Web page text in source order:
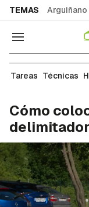
TEMAS Arguiñano
Navegación
Tareas de
Tareas Técnicas
Cómo